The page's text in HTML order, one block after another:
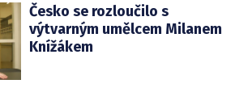
Česko se rozloučilo s
výtvarným umělcem Milanem
Knížákem